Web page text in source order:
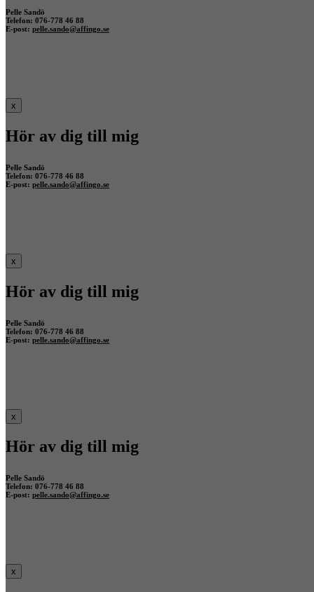
Pelle Sandö
Telefon: 076-778 46 88
E-post: pelle.sando@affingo.se
x
Hör av dig till mig
Pelle Sandö
Telefon: 076-778 46 88
E-post: pelle.sando@affingo.se
x
Hör av dig till mig
Pelle Sandö
Telefon: 076-778 46 88
E-post: pelle.sando@affingo.se
x
Hör av dig till mig
Pelle Sandö
Telefon: 076-778 46 88
E-post: pelle.sando@affingo.se
x